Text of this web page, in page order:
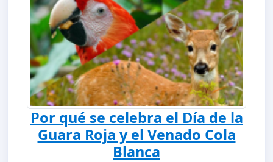
Por qué se celebra el Día de la
Guara Roja y el Venado Cola
Blanca